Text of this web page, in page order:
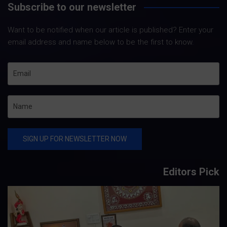
Subscribe to our newsletter
Want to be notified when our article is published? Enter your
email address and name below to be the first to know.
Editors Pick